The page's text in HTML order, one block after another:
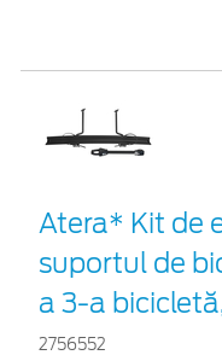
Atera* Kit de
suportul de
a 3-a
2756552